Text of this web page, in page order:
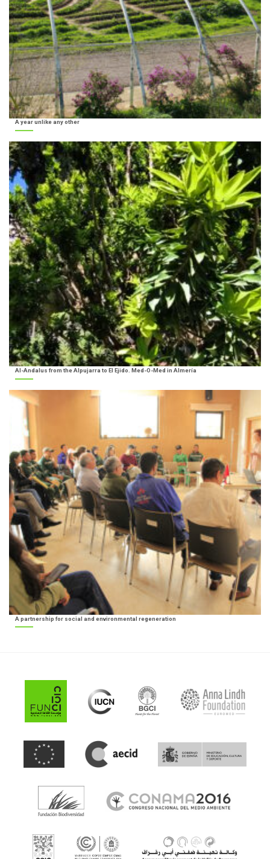
A year unlike any other
Al-Andalus from the Alpujarra to El Ejido. Med-O-Med in Almería
A partnership for social and environmental regeneration